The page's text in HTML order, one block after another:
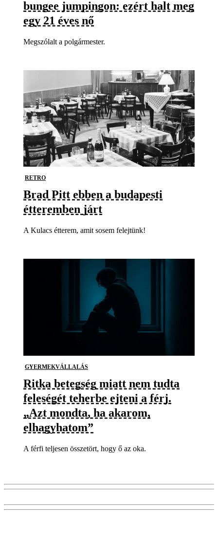
bungee jumpingon: ezért halt meg
egy 21 éves nő
Megszólalt a polgármester.
RETRO
Brad Pitt ebben a budapesti
étteremben járt
A Kulacs étterem, amit sosem felejtünk!
GYERMEKVÁLLALÁS
Ritka betegség miatt nem tudta
feleségét teherbe ejteni a férj.
„Azt mondta, ha akarom,
elhagyhatom”
A férfi teljesen összetört, hogy ő az oka.